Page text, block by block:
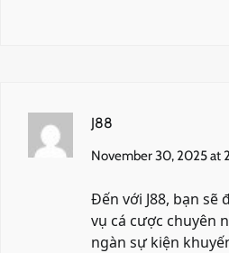
J88
November 30, 2025 at
Đến với J88, bạn sẽ
vụ cá cược chuyên
ngàn sự kiện